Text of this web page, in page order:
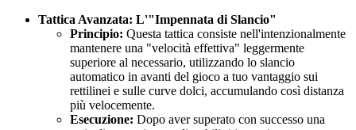
Tattica Avanzata: L'"Impennata di Slancio"
Principio: Questa tattica consiste nell'intenzionalmente
mantenere una "velocità effettiva" leggermente
superiore al necessario, utilizzando lo slancio
automatico in avanti del gioco a tuo vantaggio sui
rettilinei e sulle curve dolci, accumulando così distanza
più velocemente.
Esecuzione: Dopo aver superato con successo una